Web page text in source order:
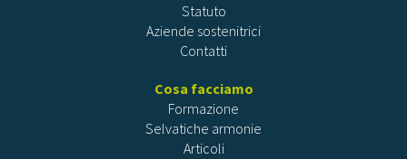
Statuto
Aziende sostenitrici
Contatti
Cosa facciamo
Formazione
Selvatiche armonie
Articoli